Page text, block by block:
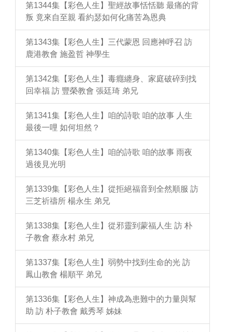
第1344集【彩色人生】聖經故事恬恬聽 最痛的背
叛 竟來自至親 看約瑟如何化痛苦為恩典
第1343集【彩色人生】三代蒙恩 回應神呼召 訪
鹿港教會 施盈哲 神學生
第1342集【彩色人生】毒癮纏身、家庭破碎到找
回幸福 訪 豐榮教會 張廷琦 弟兄
第1341集【彩色人生】咱的詩歌 咱的故事 人生
最後一哩 如何坦然？
第1340集【彩色人生】咱的詩歌 咱的故事 雨夜
過後見光明
第1339集【彩色人生】從拒絕福音到全然順服 訪
三芝祈禱所 楊永生 弟兄
第1338集【彩色人生】從邪靈到蒙福人生 訪 朴
子教會 蔡永村 弟兄
第1337集【彩色人生】弱勢中找到生命的光 訪
鳳山教會 楊順平 弟兄
第1336集【彩色人生】神成為患難中的力量與幫
助 訪 朴子教會 戴秀琴 姊妹